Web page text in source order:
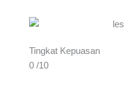
Tingkat Kepuasan
0 /10